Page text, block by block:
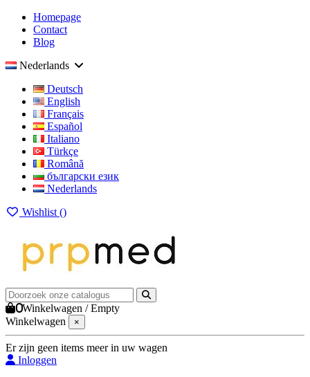
Homepage
Contact
Blog
Nederlands
Deutsch
English
Français
Español
Italiano
Türkçe
Română
български език
Nederlands
Wishlist ()
0Winkelwagen /Empty
Winkelwagen
×
Er zijn geen items meer in uw wagen
Inloggen